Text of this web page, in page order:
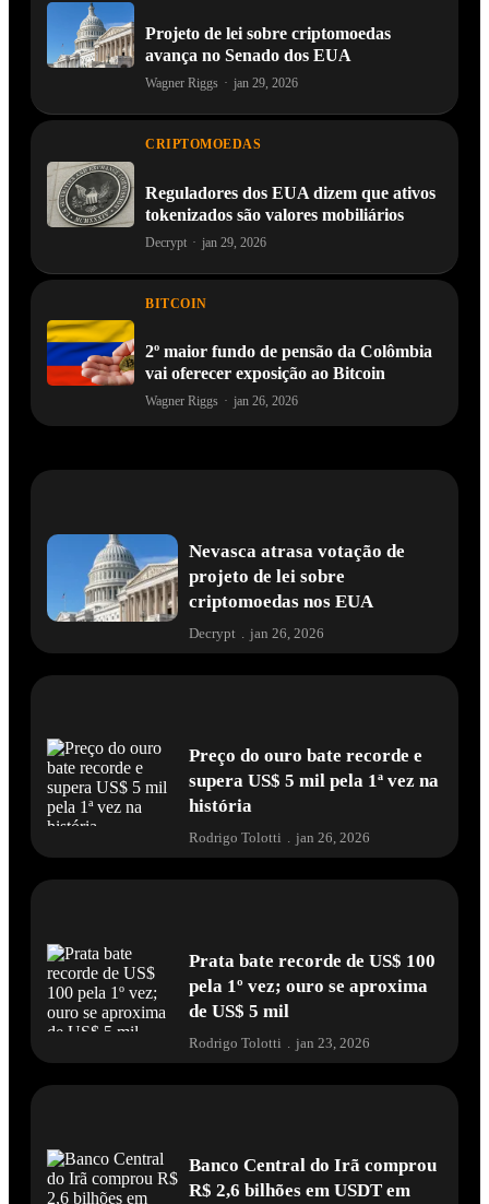
Projeto de lei sobre criptomoedas
avança no Senado dos EUA
Wagner Riggs · jan 29, 2026
CRIPTOMOEDAS
Reguladores dos EUA dizem que ativos
tokenizados são valores mobiliários
Decrypt · jan 29, 2026
BITCOIN
2º maior fundo de pensão da Colômbia
vai oferecer exposição ao Bitcoin
Wagner Riggs · jan 26, 2026
Nevasca atrasa votação de
projeto de lei sobre
criptomoedas nos EUA
Decrypt jan 26, 2026
Preço do ouro bate recorde e
supera US$ 5 mil pela 1ª vez na
história
Rodrigo Tolotti . jan 26, 2026
Prata bate recorde de US$ 100
pela 1º vez; ouro se aproxima
de US$ 5 mil
Rodrigo Tolotti jan 23, 2026
Banco Central do Irã comprou
R$ 2,6 bilhões em USDT em